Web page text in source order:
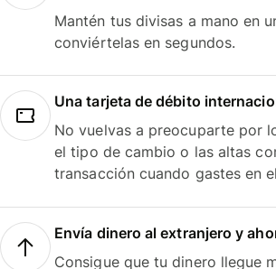
Mantén tus divisas a mano en
conviértelas en segundos.
Una tarjeta de débito
No vuelvas a preocuparte por
el tipo de cambio o las altas
transacción cuando gastes en
Envía dinero al extranjero y
Consigue que tu dinero llegue